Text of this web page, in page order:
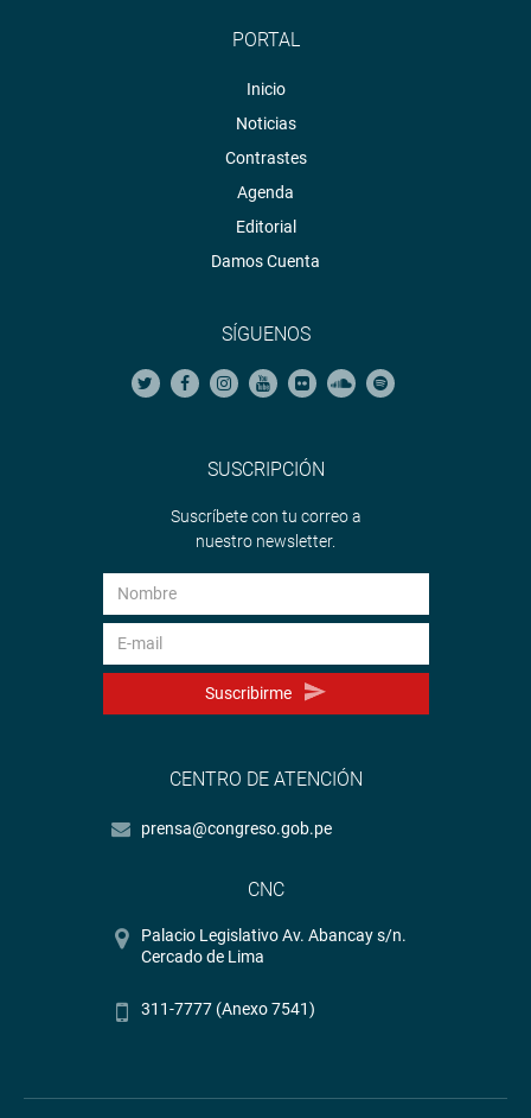
PORTAL
Inicio
Noticias
Contrastes
Agenda
Editorial
Damos Cuenta
SÍGUENOS
SUSCRIPCIÓN
Suscríbete con tu correo a
nuestro newsletter.
Suscribirme
CENTRO DE ATENCIÓN
prensa@congreso.gob.pe
CNC
Palacio Legislativo Av. Abancay s/n.
Cercado de Lima
311-7777 (Anexo 7541)